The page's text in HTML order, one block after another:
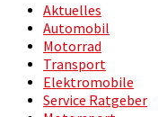
Aktuelles
Automobil
Motorrad
Transport
Elektromobile
Service Ratgeber